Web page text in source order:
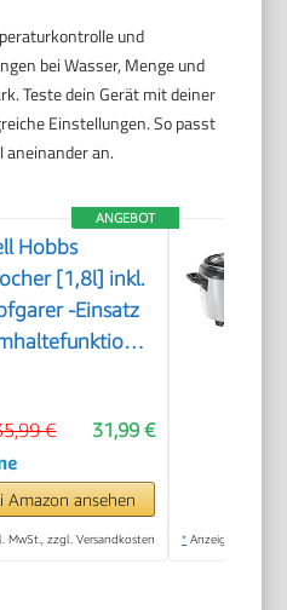
und
bei Wasser, Menge und
Teste dein Gerät mit deiner
Einstellungen. So passt
aneinander an.
ANGEBOT
Hobbs
[1,8l] inkl.
-Einsatz
Glas-Deckel,
für
& Fisch
31,99 €
€
Amazon ansehen
MwSt., zzgl. Versandkosten * Anzeige